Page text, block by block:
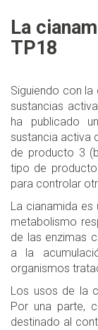
La
TP18
Siguiendo con
sustancias
ha publicado
sustancia activa
de producto 3
tipo de
para controlar
La cianamida es
metabolismo
de las enzimas
a la
organismos
Los usos de la
Por una parte,
destinado al